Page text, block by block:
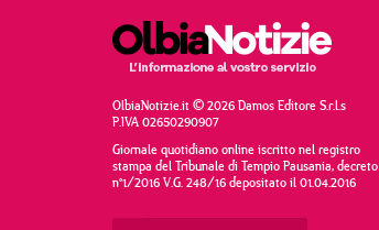
OlbiaNotizie.it © 2026 Damos Editore S.r.l.s
P.IVA 02650290907
Giornale quotidiano online iscritto nel registro
stampa del Tribunale di Tempio Pausania, decreto
n°1/2016 V.G. 248/16 depositato il 01.04.2016